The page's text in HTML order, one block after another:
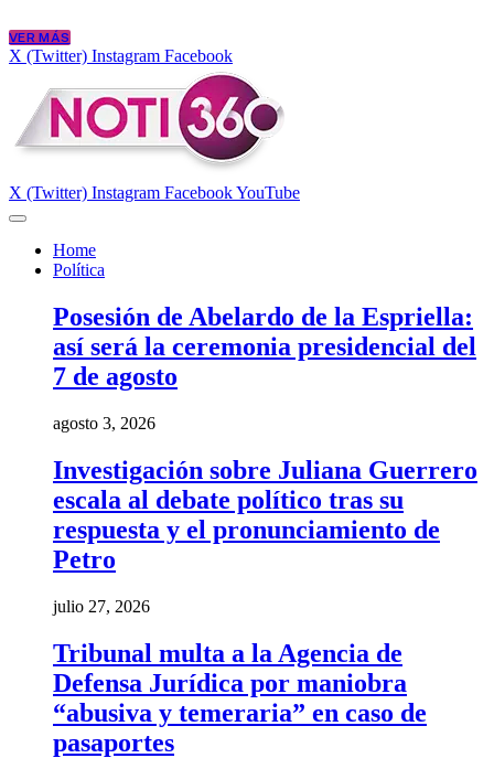
VER MÁS
X (Twitter) Instagram Facebook
X (Twitter) Instagram FacebookYouTube
Home
Política
Posesión de Abelardo de la Espriella:
así será la ceremonia presidencial del
7 de agosto
agosto 3, 2026
Investigación sobre Juliana Guerrero
escala al debate político tras su
respuesta y el pronunciamiento de
Petro
julio 27, 2026
Tribunal multa a la Agencia de
Defensa Jurídica por maniobra
“abusiva y temeraria” en caso de
pasaportes